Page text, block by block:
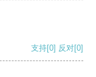
支持[0] 反对[0]